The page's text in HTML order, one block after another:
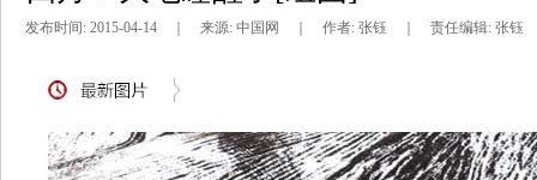
发布时间: 2015-04-14 ｜ 来源: 中国网 ｜ 作者: 张钰 ｜ 责任编辑: 张钰